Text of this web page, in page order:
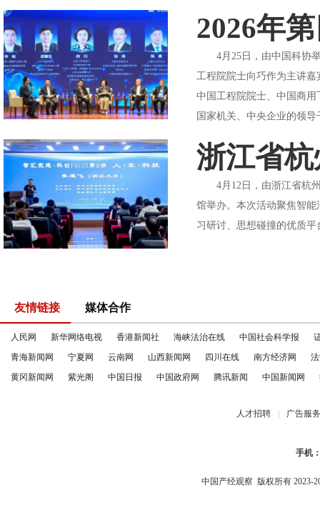
2026年
4月25日，由中国科协举
工程院院士向巧作为主讲
中国工程院院士、中国商
国家机关、中央企业的领
浙江省
4月12日，由浙江省杭州
馆举办。本次活动聚焦智
习研讨、思想碰撞的优质
友情链接 媒体合作
人民网 新华网络电视 香港新闻社 海峡法治在线 中国社会科学报
青海新闻网
宁夏网 云南网 山西新闻网 四川在线 南方经济网
黄冈新闻网
紫光阁 中国日报 中国政府网 腾讯新闻 中国新闻网
人才招聘 广告服务
手机
中国产经观察 版权所有 2023-